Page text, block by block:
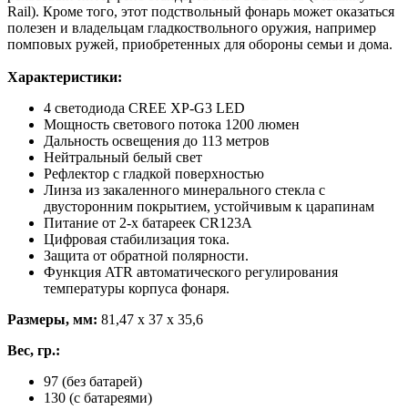
Rail). Кроме того, этот подствольный фонарь может оказаться
полезен и владельцам гладкоствольного оружия, например
помповых ружей, приобретенных для обороны семьи и дома.
Характеристики:
4 светодиода CREE XP-G3 LED
Мощность светового потока 1200 люмен
Дальность освещения до 113 метров
Нейтральный белый свет
Рефлектор с гладкой поверхностью
Линза из закаленного минерального стекла с
двусторонним покрытием, устойчивым к царапинам
Питание от 2-х батареек CR123A
Цифровая стабилизация тока.
Защита от обратной полярности.
Функция ATR автоматического регулирования
температуры корпуса фонаря.
Размеры, мм: 81,47 х 37 х 35,6
Вес, гр.:
97 (без батарей)
130 (с батареями)